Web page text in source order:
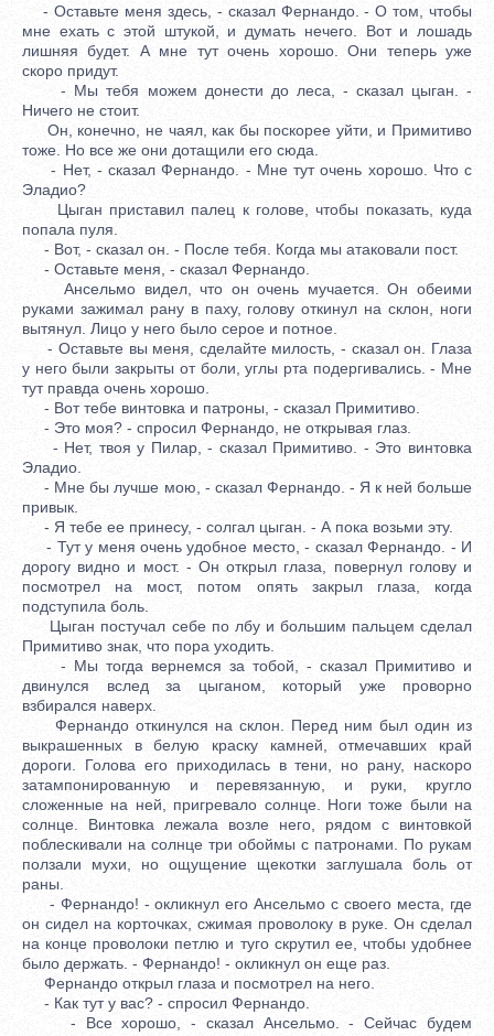
- Оставьте меня здесь, - сказал Фернандо. - О том, чтобы
мне ехать с этой штукой, и думать нечего. Вот и лошадь
лишняя будет. А мне тут очень хорошо. Они теперь уже
скоро придут.
- Мы тебя можем донести до леса, - сказал цыган. -
Ничего не стоит.
Он, конечно, не чаял, как бы поскорее уйти, и Примитиво
тоже. Но все же они дотащили его сюда.
- Нет, - сказал Фернандо. - Мне тут очень хорошо. Что с
Эладио?
Цыган приставил палец к голове, чтобы показать, куда
попала пуля.
- Вот, - сказал он. - После тебя. Когда мы атаковали пост.
- Оставьте меня, - сказал Фернандо.
Ансельмо видел, что он очень мучается. Он обеими
руками зажимал рану в паху, голову откинул на склон, ноги
вытянул. Лицо у него было серое и потное.
- Оставьте вы меня, сделайте милость, - сказал он. Глаза
у него были закрыты от боли, углы рта подергивались. - Мне
тут правда очень хорошо.
- Вот тебе винтовка и патроны, - сказал Примитиво.
- Это моя? - спросил Фернандо, не открывая глаз.
- Нет, твоя у Пилар, - сказал Примитиво. - Это винтовка
Эладио.
- Мне бы лучше мою, - сказал Фернандо. - Я к ней больше
привык.
- Я тебе ее принесу, - солгал цыган. - А пока возьми эту.
- Тут у меня очень удобное место, - сказал Фернандо. - И
дорогу видно и мост. - Он открыл глаза, повернул голову и
посмотрел на мост, потом опять закрыл глаза, когда
подступила боль.
Цыган постучал себе по лбу и большим пальцем сделал
Примитиво знак, что пора уходить.
- Мы тогда вернемся за тобой, - сказал Примитиво и
двинулся вслед за цыганом, который уже проворно
взбирался наверх.
Фернандо откинулся на склон. Перед ним был один из
выкрашенных в белую краску камней, отмечавших край
дороги. Голова его приходилась в тени, но рану, наскоро
затампонированную и перевязанную, и руки, кругло
сложенные на ней, пригревало солнце. Ноги тоже были на
солнце. Винтовка лежала возле него, рядом с винтовкой
поблескивали на солнце три обоймы с патронами. По рукам
ползали мухи, но ощущение щекотки заглушала боль от
раны.
- Фернандо! - окликнул его Ансельмо с своего места, где
он сидел на корточках, сжимая проволоку в руке. Он сделал
на конце проволоки петлю и туго скрутил ее, чтобы удобнее
было держать. - Фернандо! - окликнул он еще раз.
Фернандо открыл глаза и посмотрел на него.
- Как тут у вас? - спросил Фернандо.
- Все хорошо, - сказал Ансельмо. - Сейчас будем